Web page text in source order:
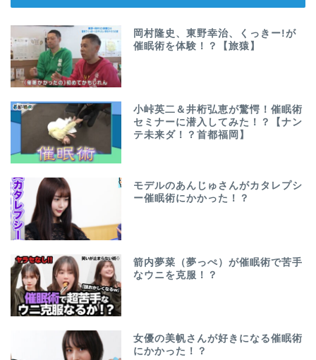
岡村隆史、東野幸治、くっきー!が
催眠術を体験！？【旅猿】
小峠英二＆井桁弘恵が驚愕！催眠術
セミナーに潜入してみた！？【ナン
テ未来ダ！？首都福岡】
モデルのあんじゅさんがカタレプシ
ー催眠術にかかった！？
箭内夢菜（夢っぺ）が催眠術で苦手
なウニを克服！？
女優の美帆さんが好きになる催眠術
にかかった！？